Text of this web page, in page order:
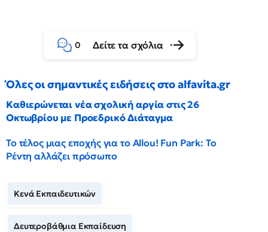
0 Δείτε τα σχόλια
Όλες οι σημαντικές ειδήσεις στο alfavita.gr
Καθιερώνεται νέα σχολική αργία στις 26
Οκτωβρίου με Προεδρικό Διάταγμα
Το τέλος μιας εποχής για το Allou! Fun Park: Το
Ρέντη αλλάζει πρόσωπο
Κενά Εκπαιδευτικών
Δευτεροβάθμια Εκπαίδευση